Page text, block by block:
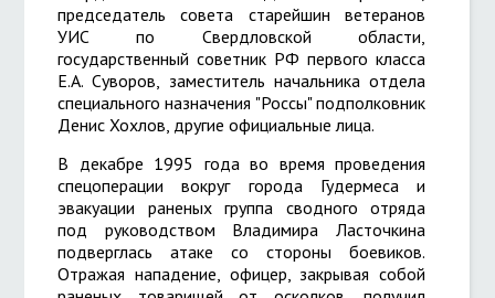
председатель совета старейшин ветеранов
УИС по Свердловской области,
государственный советник РФ первого класса
Е.А. Суворов, заместитель начальника отдела
специального назначения "Россы" подполковник
Денис Хохлов , другие официальные лица.
В декабре 1995 года во время проведения
спецоперации вокруг города Гудермеса и
эвакуации раненых группа сводного отряда
под руководством Владимира Ласточкина
подверглась атаке со стороны боевиков.
Отражая нападение, офицер, закрывая собой